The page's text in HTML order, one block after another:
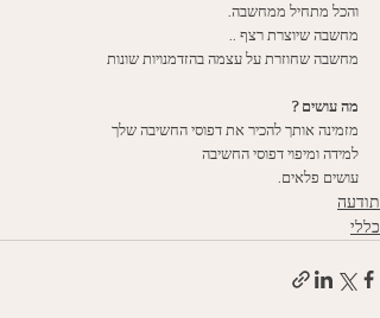
והכל מתחיל ממחשבה.
מחשבה שיוצרת רצף ..
מחשבה שחוזרת על עצמה בהזדמנויות שונות
מה עושים ?
מזמינה אותך להכיר את דפוסי החשיבה שלך
למידה ומיפוי דפוסי החשיבה
עושים פלאים.
תודעה
כללי